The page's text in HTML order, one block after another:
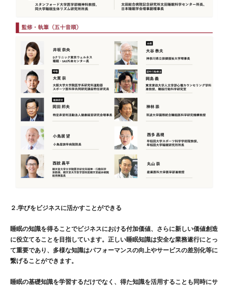
２.学びをビジネスに活かすことができる
睡眠の知識を得ることでビジネスにおける付加価値、さらに新しい価値創造
に役立てることを目指しています。正しい睡眠知識は安全な業務遂行にとっ
て重要であり、多様な知識はパフォーマンスの向上やサービスの差別化等に
繋げることができます。
睡眠の基礎知識を学習するだけでなく、得た知識を活用することも同時にサ